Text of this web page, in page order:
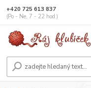
+420 725 613 837
(Po - Ne, 7 - 22 hod.)